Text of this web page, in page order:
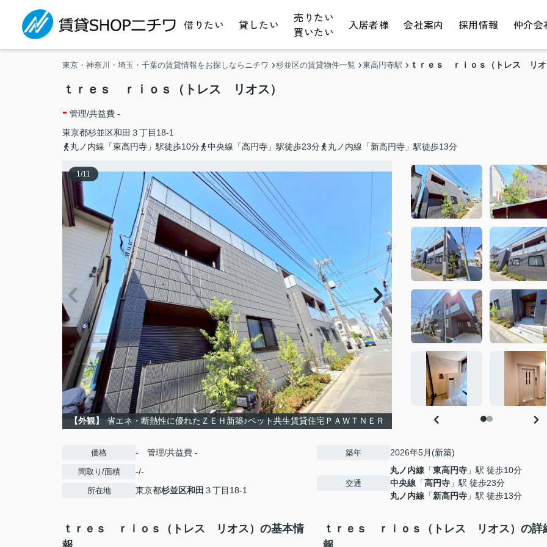
借りたい 貸したい
売りたい
買いたい
入居者様 会社案内 採用情報 仲介会
東京・神奈川・埼玉・千葉の賃貸情報をお探しならニチワ 杉並区の賃貸物件一覧 東高円寺駅 ｔｒｅｓ ｒｉｏｓ（トレス リオ
ｔｒｅｓ ｒｉｏｓ（トレス リオス）
- 管理/共益費 -
東京都杉並区和田 ３丁目18-1
丸ノ内線「東高円寺」駅徒歩10分
中央線「高円寺」駅徒歩23分 丸ノ内線「新高円寺」駅徒歩13分
1/11
【外観】 省エネ・断熱性に優れたＺＥＨ新築♪ペット共生賃貸住宅ＰＡＷＴＮＥＲ
価格 - 管理/共益費 -
間取り/面積 -/-
所在地 東京都杉並区和田 ３丁目18-1
築年 2026年5月(新築)
交通
丸ノ内線 「東高円寺 」駅 徒歩10分
中央線 「高円寺 」駅 徒歩23分
丸ノ内線 「新高円寺 」駅 徒歩13分
ｔｒｅｓ ｒｉｏｓ（トレス リオス）の基本情
ｔｒｅｓ ｒｉｏｓ（トレス リオス）の詳